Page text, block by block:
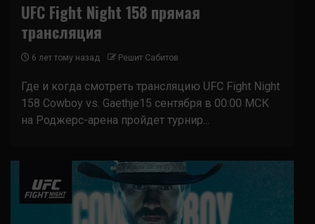
UFC Fight Night 158 прямая
трансляция
6 лет тому назад Решит Сабитов
Где и когда смотреть трансляцию UFC Fight Night
158 Cowboy vs. Gaethje15 сентября в 00:00 МСК
на Роджерс-арена пройдет турнир...